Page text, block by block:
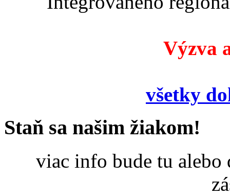
Výzva
všetky
Staň sa našim žiakom!
viac info bude tu alebo